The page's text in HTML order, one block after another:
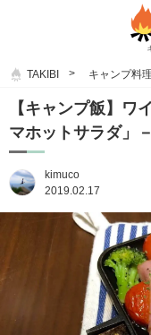
TAKIBI キャンプ料
【キャンプ飯】ワ
マホットサラダ」
kimuco
2019.02.17